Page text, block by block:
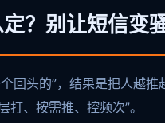
？别让短信变
回头的”，结果是把人越推
打、按需推、控频次”。